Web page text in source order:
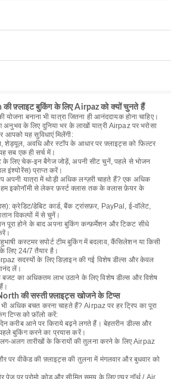
की फ़्लाइट बुकिंग के लिए Airpaz को क्यों चुनते हैं
योजना बनाना भी यात्रा जितना ही आनंददायक होना चाहिए।
के लिए दुनिया भर के लाखों यात्री Airpaz पर भरोसा
आपको यह सुविधाएं मिलेंगी:
शेड्यूल, अवधि और स्टॉप के आधार पर फ़्लाइट्स को फ़िल्टर
सब एक ही सर्च में।
लिए चेक-इन बैगेज जोड़ें, अपनी सीट चुनें, पहले से भोजन
इंश्योरेंस) प्राप्त करें।
यात्रा में थोड़ी अधिक लग्ज़री चाहते हैं? एक अधिक
हम इकोनॉमी से लेकर फ़र्स्ट क्लास तक के क्लास फ़ेयर के
क्रेडिट/डेबिट कार्ड, बैंक ट्रांसफ़र, PayPal, ई-वॉलेट,
विकल्पों में से चुनें।
पूरा होने के बाद अपना बुकिंग कन्फ़र्मेशन और टिकट सीधे
कस्टमर सपोर्ट टीम बुकिंग में बदलाव, कैंसिलेशन या किसी
लिए 24/7 तैयार है।
सदस्यों के लिए डिज़ाइन की गई विशेष डील्स और केवल
लें।
का अधिकतम लाभ उठाने के लिए विशेष डील्स और विशेष
की सस्ती फ़्लाइट्स खोजने के टिप्स
अधिक बचत करना चाहते हैं? Airpaz पर हर ट्रिप का पूरा
टिप्स को फ़ॉलो करें:
करीब आने पर किराये बढ़ने लगते हैं। बेहतरीन डील्स और
बुकिंग करने का प्रयास करें।
अलग तारीखों के किरायों की तुलना करने के लिए Airpaz
पर वीकेंड की फ़्लाइट्स की तुलना में मंगलवार और बुधवार को
पर प्रोमो कोड और सीमित समय के लिए एयर नॉर्थ / Air